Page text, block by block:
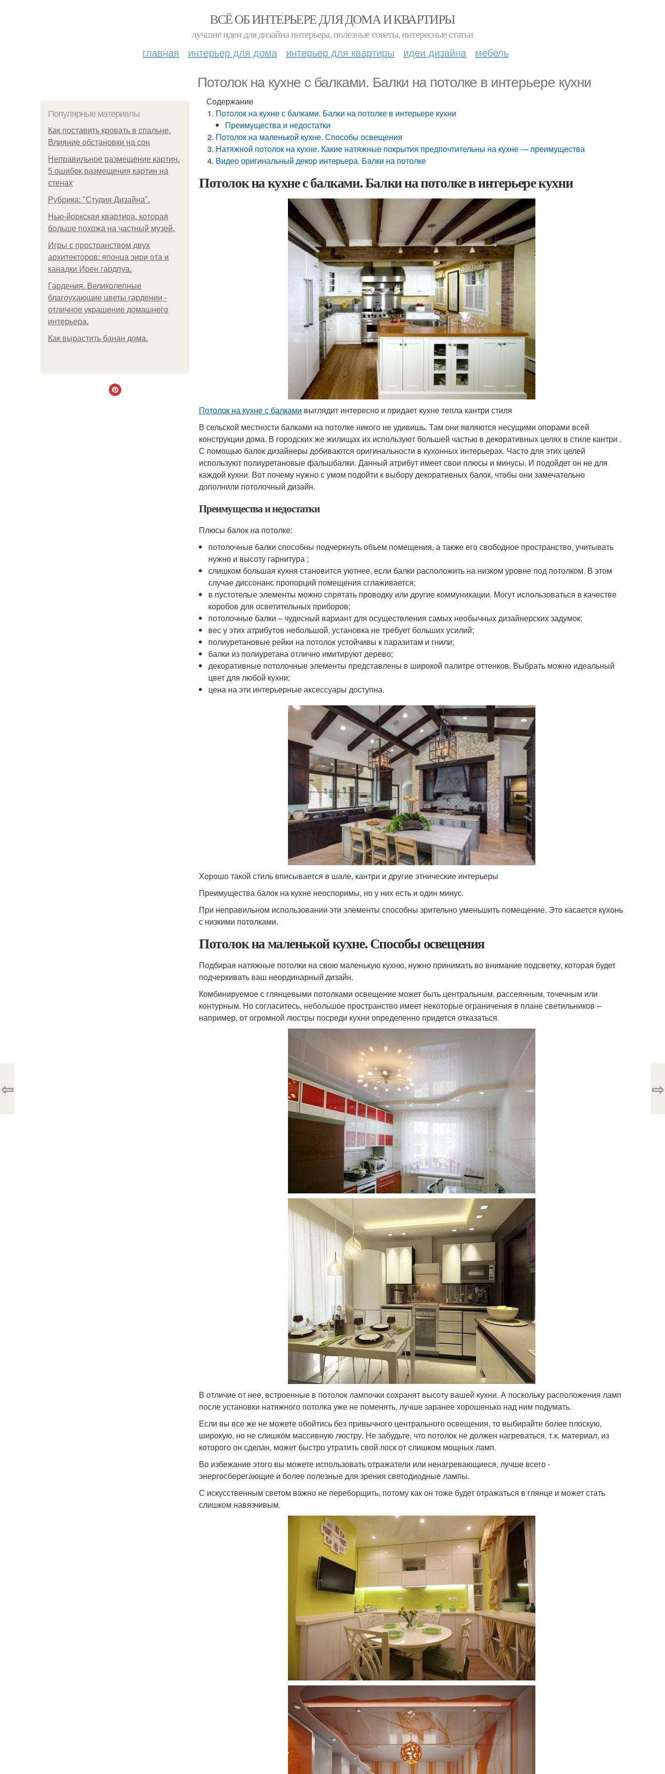
ВСЁ ОБ ИНТЕРЬЕРЕ ДЛЯ ДОМА И КВАРТИРЫ
лучшие идеи для дизайна интерьера, полезные советы, интересные статьи
главная интерьер для дома интерьер для квартиры идеи дизайна мебель
Потолок на кухне с балками. Балки на потолке в интерьере кухни
Популярные материалы
Как поставить кровать в спальне.
Влияние обстановки на сон
Неправильное размещение картин.
5 ошибок размещения картин на
стенах
Рубрика: "Студия Дизайна".
Нью-йоркская квартира, которая
больше похожа на частный музей.
Игры с пространством двух
архитекторов: японца эири ота и
канадки Ирен гардпуа.
Гардения. Великолепные
благоухающие цветы гардении -
отличное украшение домашнего
интерьера.
Как вырастить банан дома.
Содержание
Потолок на кухне с балками. Балки на потолке в интерьере кухни
Преимущества и недостатки
Потолок на маленькой кухне. Способы освещения
Натяжной потолок на кухне. Какие натяжные покрытия предпочтительны на кухне — преимущества
Видео оригинальный декор интерьера. Балки на потолке
Потолок на кухне с балками. Балки на потолке в интерьере кухни
Потолок на кухне с балками выглядит интересно и придает кухне тепла кантри стиля
В сельской местности балками на потолке никого не удивишь. Там они являются несущими опорами всей
конструкции дома. В городских же жилищах их используют большей частью в декоративных целях в стиле кантри .
С помощью балок дизайнеры добиваются оригинальности в кухонных интерьерах. Часто для этих целей
используют полиуретановые фальшбалки. Данный атрибут имеет свои плюсы и минусы. И подойдет он не для
каждой кухни. Вот почему нужно с умом подойти к выбору декоративных балок, чтобы они замечательно
дополнили потолочный дизайн.
Преимущества и недостатки
Плюсы балок на потолке:
потолочные балки способны подчеркнуть объем помещения, а также его свободное пространство, учитывать
нужно и высоту гарнитура ;
слишком большая кухня становится уютнее, если балки расположить на низком уровне под потолком. В этом
случае диссонанс пропорций помещения сглаживается;
в пустотелые элементы можно спрятать проводку или другие коммуникации. Могут использоваться в качестве
коробов для осветительных приборов;
потолочные балки – чудесный вариант для осуществления самых необычных дизайнерских задумок;
вес у этих атрибутов небольшой, установка не требует больших усилий;
полиуретановые рейки на потолок устойчивы к паразитам и гнили;
балки из полиуретана отлично имитируют дерево;
декоративные потолочные элементы представлены в широкой палитре оттенков. Выбрать можно идеальный
цвет для любой кухни;
цена на эти интерьерные аксессуары доступна.
Хорошо такой стиль вписывается в шале, кантри и другие этнические интерьеры
Преимущества балок на кухне неоспоримы, но у них есть и один минус.
При неправильном использовании эти элементы способны зрительно уменьшить помещение. Это касается кухонь
с низкими потолками.
Потолок на маленькой кухне. Способы освещения
Подбирая натяжные потолки на свою маленькую кухню, нужно принимать во внимание подсветку, которая будет
подчеркивать ваш неординарный дизайн.
Комбинируемое с глянцевыми потолками освещение может быть центральным, рассеянным, точечным или
контурным. Но согласитесь, небольшое пространство имеет некоторые ограничения в плане светильников –
например, от огромной люстры посреди кухни определенно придется отказаться.
В отличие от нее, встроенные в потолок лампочки сохранят высоту вашей кухни. А поскольку расположения ламп
после установки натяжного потолка уже не поменять, лучше заранее хорошенько над ним подумать.
Если вы все же не можете обойтись без привычного центрального освещения, то выбирайте более плоскую,
широкую, но не слишком массивную люстру. Не забудьте, что потолок не должен нагреваться, т.к. материал, из
которого он сделан, может быстро утратить свой лоск от слишком мощных ламп.
Во избежание этого вы можете использовать отражатели или ненагревающиеся, лучше всего -
энергосберегающие и более полезные для зрения светодиодные лампы.
С искусственным светом важно не переборщить, потому как он тоже будет отражаться в глянце и может стать
слишком навязчивым.
⇦ ⇨